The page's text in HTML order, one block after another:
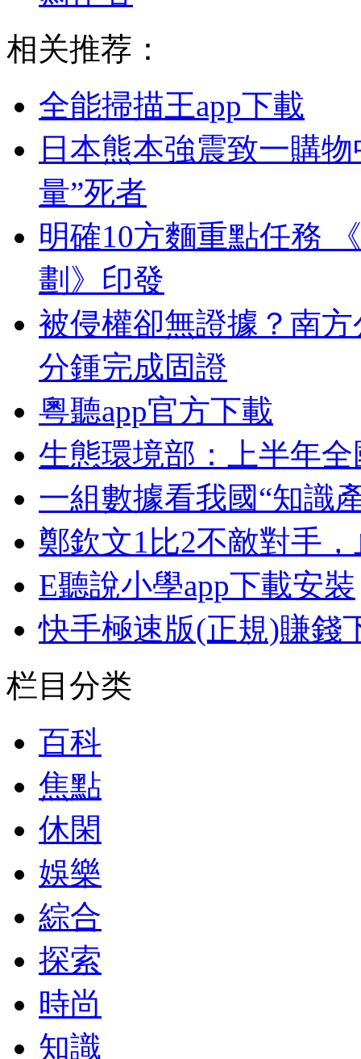
相关推荐：
全能掃描王app下載
日本熊本強震致一購
量”死者
明確10方麵重點任務
劃》印發
被侵權卻無證據？南
分鍾完成固證
粵聽app官方下載
生態環境部：上半年
一組數據看我國“知識
鄭欽文1比2不敵對手
E聽說小學app下載安裝
快手極速版(正規)賺錢
栏目分类
百科
焦點
休閑
娛樂
綜合
探索
時尚
知識